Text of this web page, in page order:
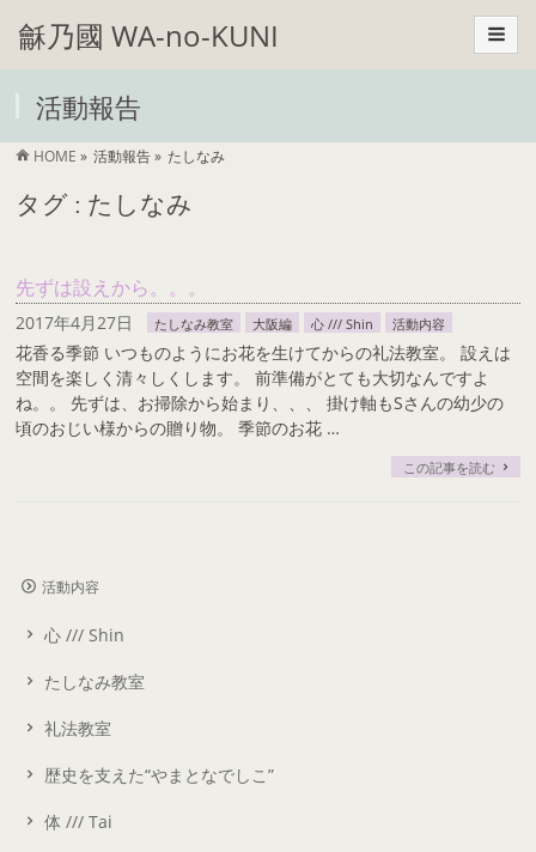
龢乃國 WA-no-KUNI
活動報告
HOME » 活動報告» たしなみ
タグ : たしなみ
先ずは設えから。。。
2017年4月27日 たしなみ教室 大阪編 心 /// Shin 活動内容
花香る季節 いつものようにお花を生けてからの礼法教室。 設えは
空間を楽しく清々しくします。 前準備がとても大切なんですよ
ね。。 先ずは、お掃除から始まり、、、 掛け軸もSさんの幼少の
頃のおじい様からの贈り物。 季節のお花 …
この記事を読む
活動内容
心 /// Shin
たしなみ教室
礼法教室
歴史を支えた“やまとなでしこ”
体 /// Tai